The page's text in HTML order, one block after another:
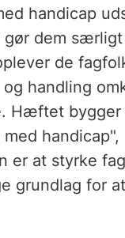
handicap
dem
de
handling
bygger
er at styrke
grundlag for